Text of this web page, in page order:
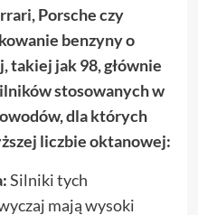
Porsche czy
benzyny o
takiej jak 98, głównie
stosowanych w
dla których
liczbie oktanowej:
Silniki tych
mają wysoki